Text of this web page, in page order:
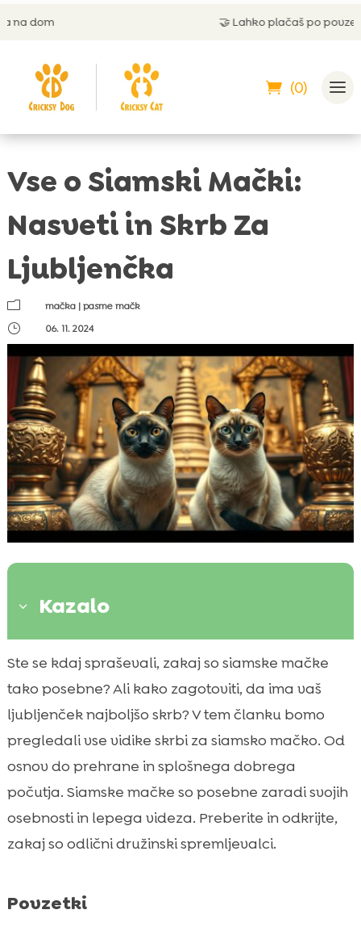
Lahko plačaš po povzetju
(0)
Vse o Siamski Mački:
Nasveti in Skrb Za
Ljubljenčka
m mačka |pasme mačk
}
06. 11. 2024
3 Kazalo
 Uvod v siamsko mačko
 Fizične značilnosti siamske mačke
 Siamska mačka – osebnost in temperament
 Nasveti za nego siamske mačke
Prehrana in dodatki za siamsko mačko
 Siamska mačka kot družinski ljubljenček
 Zdravje in splošna skrb za siamsko mačko
Kako izbrati pravega veterinarja za vašo
 Kako zagotoviti varno in udobno okolje za
Ste se kdaj spraševali, zakaj so siamske mačke
tako posebne? Ali kako zagotoviti, da ima vaš
ljubljenček najboljšo skrb? V tem članku bomo
pregledali vse vidike skrbi za siamsko mačko. Od
osnov do prehrane in splošnega dobrega
počutja. Siamske mačke so posebne zaradi svojih
osebnosti in lepega videza. Preberite in odkrijte,
zakaj so odlični družinski spremljevalci.
Povzetki